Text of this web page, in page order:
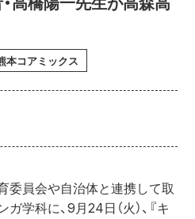
本コアミックス
委員会や自治体と連携して取
学科に、9月24日（火）、『キ